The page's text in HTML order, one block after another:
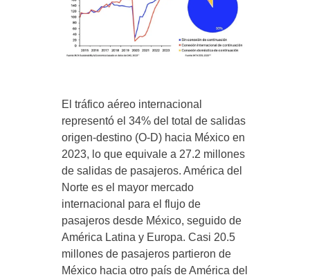
El tráfico aéreo internacional
representó el 34% del total de salidas
origen-destino (O-D) hacia México en
2023, lo que equivale a 27.2 millones
de salidas de pasajeros. América del
Norte es el mayor mercado
internacional para el flujo de
pasajeros desde México, seguido de
América Latina y Europa. Casi 20.5
millones de pasajeros partieron de
México hacia otro país de América del